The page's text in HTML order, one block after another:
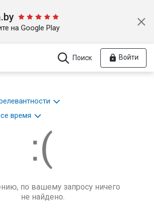
на Google Play
Поиск Войти
время
по вашему запросу ничего
не найдено.